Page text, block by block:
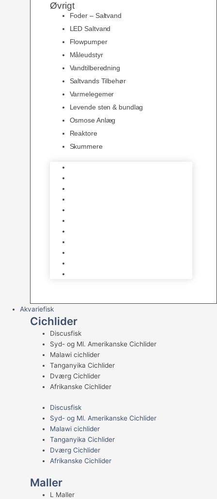
Øvrigt
Foder – Saltvand
LED Saltvand
Flowpumper
Måleudstyr
Vandtilberedning
Saltvands Tilbehør
Varmelegemer
Levende sten & bundlag
Osmose Anlæg
Reaktore
Skummere
Akvariefisk
Cichlider
Discusfisk
Syd- og Ml. Amerikanske Cichlider
Malawi cichlider
Tanganyika Cichlider
Dværg Cichlider
Afrikanske Cichlider
Discusfisk
Syd- og Ml. Amerikanske Cichlider
Malawi cichlider
Tanganyika Cichlider
Dværg Cichlider
Afrikanske Cichlider
Maller
L Maller